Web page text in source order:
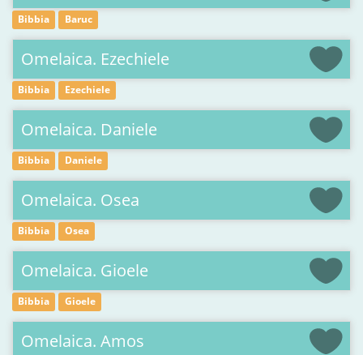
Bibbia Baruc
Omelaica. Ezechiele
Bibbia Ezechiele
Omelaica. Daniele
Bibbia Daniele
Omelaica. Osea
Bibbia Osea
Omelaica. Gioele
Bibbia Gioele
Omelaica. Amos